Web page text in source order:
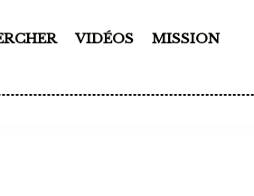
VIDÉOS MISSION